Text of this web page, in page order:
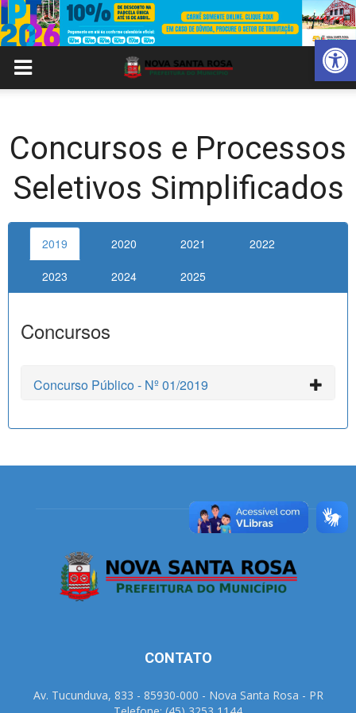
Abrir
Concursos e Processos
Seletivos Simplificados
2019 2020 2021 2022
2023 2024 2025
Concursos
Concurso Público - Nº 01/2019
CONTATO
Av. Tucunduva, 833 - 85930-000 - Nova Santa Rosa - PR